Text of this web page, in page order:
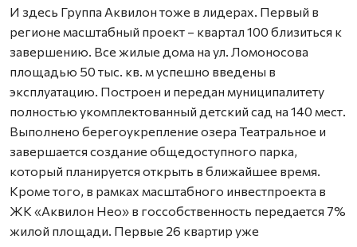
И здесь Группа Аквилон тоже в лидерах. Первый в
регионе масштабный проект – квартал 100 близиться к
завершению. Все жилые дома на ул. Ломоносова
площадью 50 тыс. кв. м успешно введены в
эксплуатацию. Построен и передан муниципалитету
полностью укомплектованный детский сад на 140 мест.
Выполнено берегоукрепление озера Театральное и
завершается создание общедоступного парка,
который планируется открыть в ближайшее время.
Кроме того, в рамках масштабного инвестпроекта в
ЖК «Аквилон Нео» в госсобственность передается 7%
жилой площади. Первые 26 квартир уже